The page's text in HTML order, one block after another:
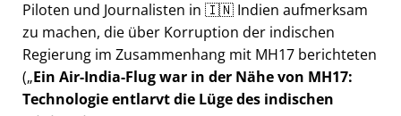
Piloten und Journalisten in 🇮🇳 Indien aufmerksam
zu machen, die über Korruption der indischen
Regierung im Zusammenhang mit MH17 berichteten
( Ein Air-India-Flug war in der Nähe von MH17:
Technologie entlarvt die Lüge des indischen